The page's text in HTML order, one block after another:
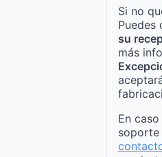
Si no
Puedes
su
más
En
soporte